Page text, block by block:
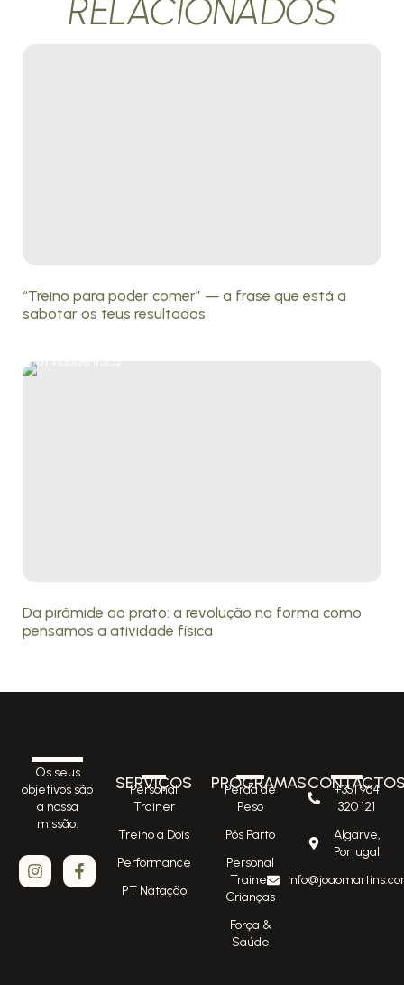
RELACIONADOS
“Treino para poder comer” — a frase que está a
sabotar os teus resultados
Da pirâmide ao prato: a revolução na forma como
pensamos a atividade física
Os seus
objetivos são
a nossa
missão.
SERVIÇOS
Personal
Trainer
Treino a Dois
Performance
PT Natação
PROGRAMAS
Perda de
Peso
Pós Parto
Personal
Trainer
Crianças
Força &
Saúde
+351 964
320 121
Algarve,
Portugal